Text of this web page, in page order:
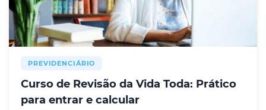
PREVIDENCIÁRIO
Curso de Revisão da Vida Toda: Prático
para entrar e calcular